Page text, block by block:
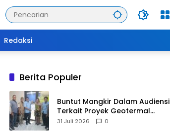
Redaksi
Berita Populer
Buntut Mangkir Dalam Audiensi
Terkait Proyek Geotermal
Tampomas, Bupati Sumedang
31 Juli 2026 0